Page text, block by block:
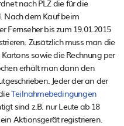
nach PLZ die für die
Nach dem Kauf beim
Fernseher bis zum 19.01.2015
Zusätzlich muss man die
sowie die Rechnung per
erhält man dann den
Jeder der an der
Teilnahmebedingungen
sind z.B. nur Leute ab 18
Aktionsgerät registrieren.